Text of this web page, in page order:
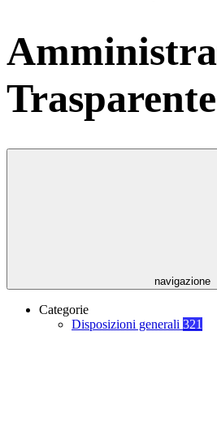
Trasparente
navigazione
Categorie
Disposizioni generali 321